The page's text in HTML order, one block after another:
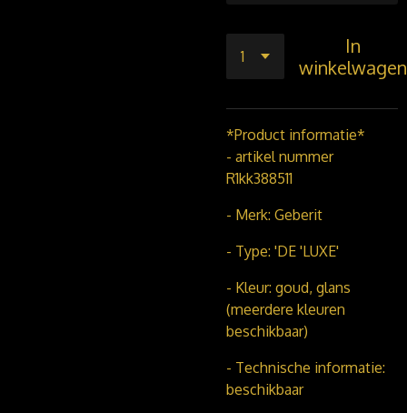
In
winkelwagen
*Product informatie*
- artikel nummer
R1kk388511
- Merk: Geberit
- Type: 'DE 'LUXE'
- Kleur: goud, glans
(meerdere kleuren
beschikbaar)
- Technische informatie:
beschikbaar